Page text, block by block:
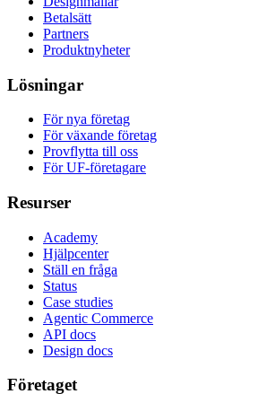
Betalsätt
Partners
Produktnyheter
Lösningar
För nya företag
För växande företag
Provflytta till oss
För UF-företagare
Resurser
Academy
Hjälpcenter
Ställ en fråga
Status
Case studies
Agentic Commerce
API docs
Design docs
Företaget